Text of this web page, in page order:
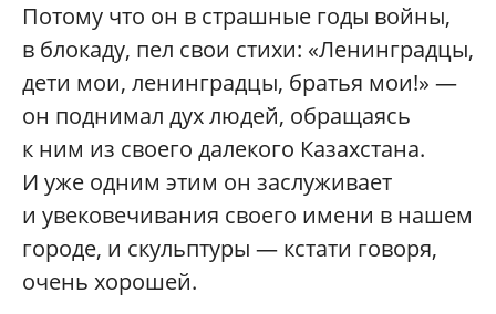
Потому что он в страшные годы войны,
в блокаду, пел свои стихи: «Ленинградцы,
дети мои, ленинградцы, братья мои!» —
он поднимал дух людей, обращаясь
к ним из своего далекого Казахстана.
И уже одним этим он заслуживает
и увековечивания своего имени в нашем
городе, и скульптуры — кстати говоря,
очень хорошей.